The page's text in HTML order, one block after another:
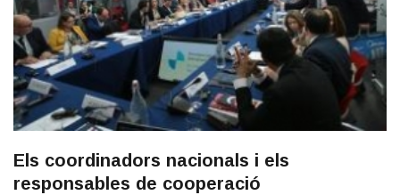
Els coordinadors nacionals i els
responsables de cooperació